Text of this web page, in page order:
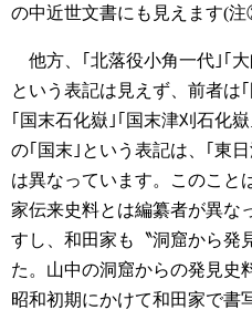
の中近世文書にも見えます(注
他方、｢北落役小角一代｣｢
という表記は見えず、前者
｢国末石化嶽｣｢国末津刈石化
の｢国末｣という表記は、｢東
は異なっています。このこと
家伝来史料とは編纂者が異な
すし、和田家も〝洞窟から発
た。山中の洞窟からの発見史
昭和初期にかけて和田家で書